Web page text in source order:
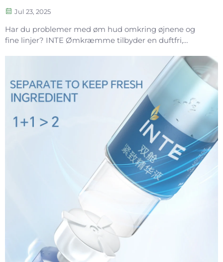
Jul 23, 2025
Har du problemer med øm hud omkring øjnene og
fine linjer? INTE Ømkræmme tilbyder en duftfri,
reparere og styrke huden. Se synlige resultater med
blid, videnskabeligt dokumenteret pleje. Prøv det i
dag.